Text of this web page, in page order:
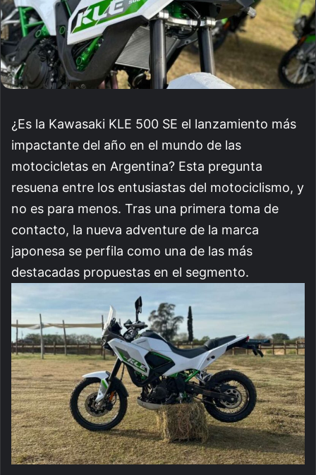
¿Es la Kawasaki KLE 500 SE el lanzamiento más
impactante del año en el mundo de las
motocicletas en Argentina? Esta pregunta
resuena entre los entusiastas del motociclismo, y
no es para menos. Tras una primera toma de
contacto, la nueva adventure de la marca
japonesa se perfila como una de las más
destacadas propuestas en el segmento.